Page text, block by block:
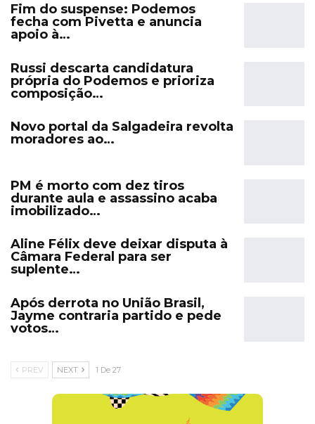
Fim do suspense: Podemos
fecha com Pivetta e anuncia
apoio à…
Russi descarta candidatura
própria do Podemos e prioriza
composição…
Novo portal da Salgadeira revolta
moradores ao…
PM é morto com dez tiros
durante aula e assassino acaba
imobilizado…
Aline Félix deve deixar disputa à
Câmara Federal para ser
suplente…
Após derrota no União Brasil,
Jayme contraria partido e pede
votos…
PREV NEXT 1 De 27